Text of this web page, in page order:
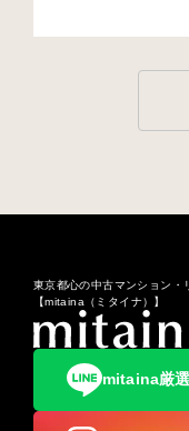
東京都心の中古マンション・
【mitaina（ミタイナ）】
mitaina厳